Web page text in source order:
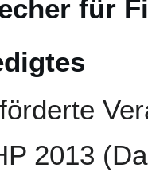
für
2013